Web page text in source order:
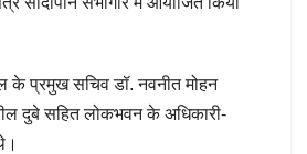
के प्रमुख सचिव डॉ. नवनीत मोहन
दुबे सहित लोकभवन के अधिकारी-